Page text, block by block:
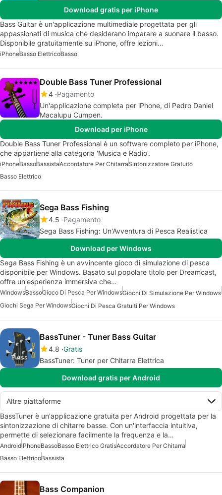
Download gratis per iPhone
Bass Guitar è un'applicazione multimediale progettata per gli
appassionati di musica che desiderano imparare a suonare il basso.
Disponibile gratuitamente su iPhone, offre lezioni…
iPhoneBasso ElettricoBasso
Double Bass Tuner Professional
4 Pagamento
Un'applicazione completa per iPhone, di Pedro Daniel
Macalupu Cumpen.
Download per iPhone
Double Bass Tuner Professional è un software completo per iPhone,
che appartiene alla categoria 'Musica e Radio'.
iPhoneBassoBassistaAccordatore Per ChitarraSintonizzatore Gratuito
Basso Elettrico
Sega Bass Fishing
4.5 Pagamento
Sega Bass Fishing: Un'Avventura di Pesca Realistica
Download per Windows
Sega Bass Fishing è un avvincente gioco di simulazione di pesca
disponibile per Windows. Basato sul popolare titolo per Dreamcast,
offre un'esperienza immersiva che…
WindowsBassoGioco Di Pesca Per WindowsGiochi Di Simulazione Per Windows
Giochi Sega Per WindowsGiochi Di Pesca Gratuiti Per Windows
BassTuner - Tuner Bass Guitar
4.8 Gratis
BassTuner: Tuner per Chitarra Elettrica
Download gratis per Android
Altre piattaforme
BassTuner è un'applicazione gratuita per Android progettata per la
sintonizzazione di chitarre basse. Con un'interfaccia intuitiva,
permette di selezionare facilmente la frequenza e la…
AndroidiPhoneBassoBasso Elettrico GratisAccordatore Per Chitarra
Basso ElettricoBassista
Bass Companion